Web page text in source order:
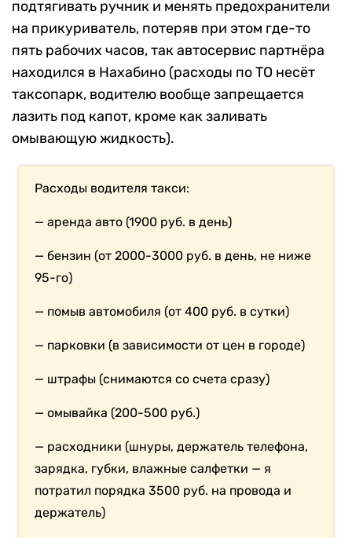
подтягивать ручник и менять предохранители
на прикуриватель, потеряв при этом где-то
пять рабочих часов, так автосервис партнёра
находился в Нахабино (расходы по ТО несёт
таксопарк, водителю вообще запрещается
лазить под капот, кроме как заливать
омывающую жидкость).
Расходы водителя такси:
— аренда авто (1900 руб. в день)
— бензин (от 2000-3000 руб. в день, не ниже
95-го)
— помыв автомобиля (от 400 руб. в сутки)
— парковки (в зависимости от цен в городе)
— штрафы (снимаются со счета сразу)
— омывайка (200-500 руб.)
— расходники (шнуры, держатель телефона,
зарядка, губки, влажные салфетки — я
потратил порядка 3500 руб. на провода и
держатель)